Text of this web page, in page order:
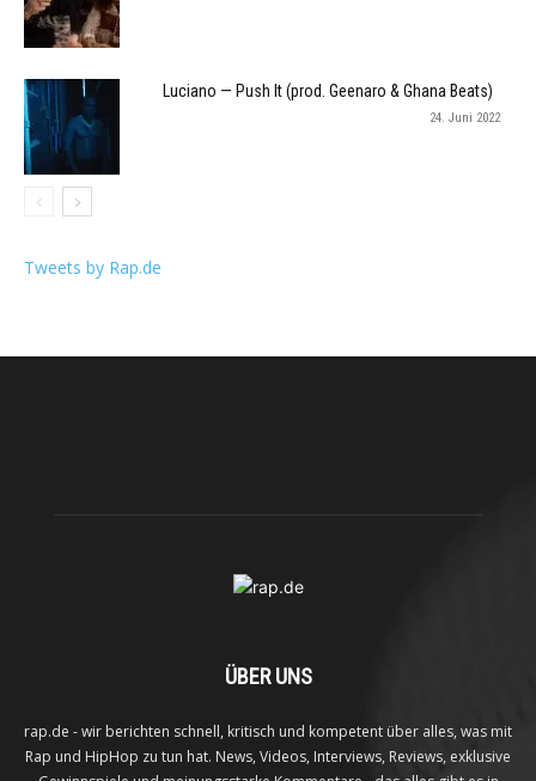
Luciano — Push It (prod. Geenaro & Ghana Beats)
24. Juni 2022
Tweets by Rap.de
ÜBER UNS
rap.de - wir berichten schnell, kritisch und kompetent über alles, was mit
Rap und HipHop zu tun hat. News, Videos, Interviews, Reviews, exklusive